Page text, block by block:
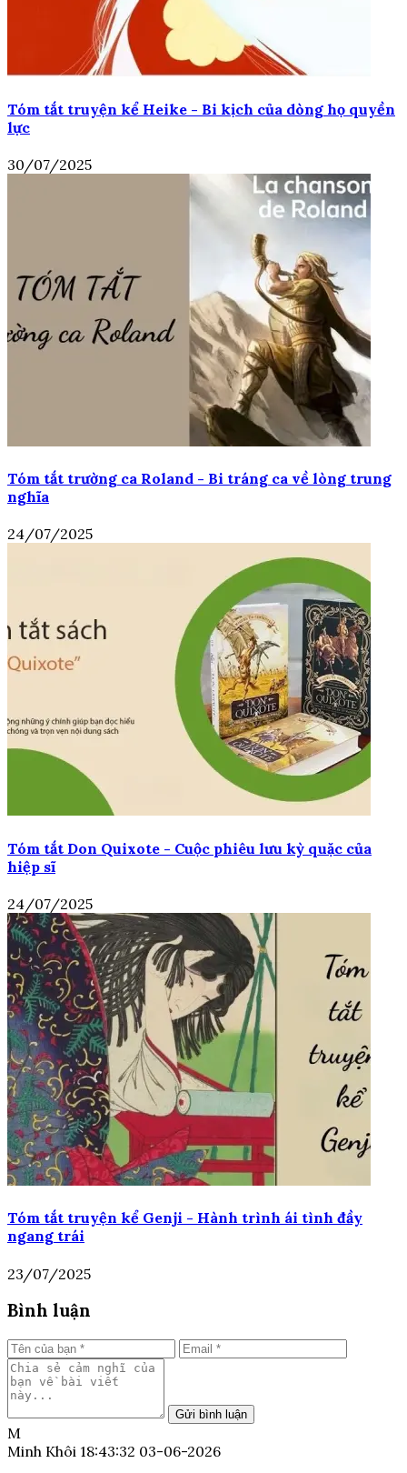
Tóm tắt truyện kể Heike - Bi kịch của dòng họ quyền
lực
30/07/2025
Tóm tắt trường ca Roland - Bi tráng ca về lòng trung
nghĩa
24/07/2025
Tóm tắt Don Quixote - Cuộc phiêu lưu kỳ quặc của
hiệp sĩ
24/07/2025
Tóm tắt truyện kể Genji - Hành trình ái tình đầy
ngang trái
23/07/2025
Bình luận
Gửi bình luận
M
Minh Khôi 18:43:32 03-06-2026